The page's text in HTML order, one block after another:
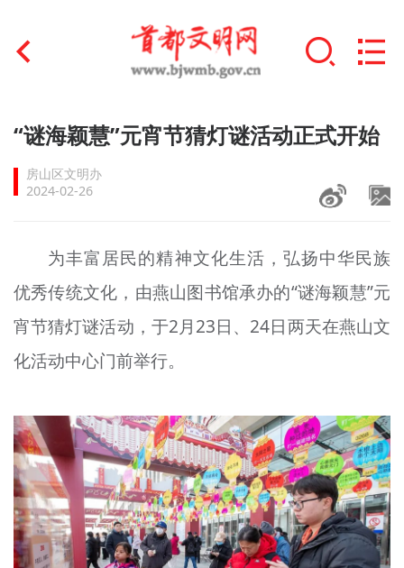
首页
文明创建
文明培育
+
未成年人思想道德建设
榜样人物
+
文明评论
北京宣传文化引导基金
宣传思想文化人才
专题
“谜海颖慧”元宵节猜灯谜活动正式开始
房山区文明办
2024-02-26
为丰富居民的精神文化生活，弘扬中华民族
优秀传统文化，由燕山图书馆承办的“谜海颖慧”元
宵节猜灯谜活动，于2月23日、24日两天在燕山文
化活动中心门前举行。